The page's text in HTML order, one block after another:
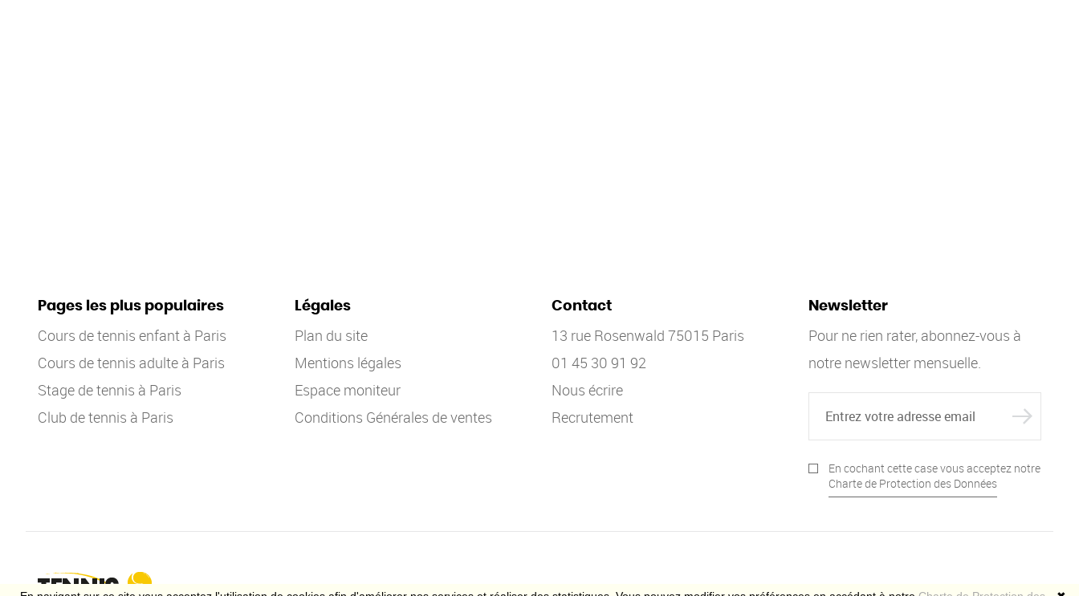
Pages les plus populaires
Cours de tennis enfant à Paris
Cours de tennis adulte à Paris
Stage de tennis à Paris
Club de tennis à Paris
Légales
Plan du site
Mentions légales
Espace moniteur
Conditions Générales de ventes
Contact
13 rue Rosenwald 75015 Paris
01 45 30 91 92
Nous écrire
Recrutement
Newsletter
Pour ne rien rater, abonnez-vous à
notre newsletter mensuelle.
En cochant cette case vous acceptez notre
Charte de Protection des Données